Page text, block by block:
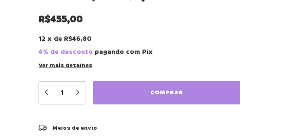
R$455,00
12 x de R$46,80
4% de desconto pagando com Pix
Ver mais detalhes
Entregas para o CEP:
Meios de envio